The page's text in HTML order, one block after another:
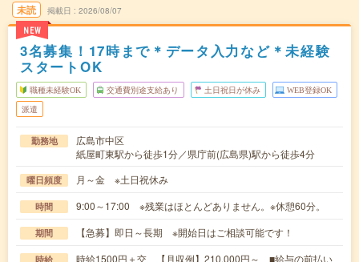
未読
NEW
掲載日 2026/08/07
3名募集！17時まで＊データ入力など＊未経験
スタートOK
職種未経験OK 交通費別途支給あり 土日祝日が休み WEB登録OK
派遣
勤務地
広島市中区
紙屋町東駅から徒歩1分／県庁前(広島県)駅から徒歩4分
曜日頻度 月～金 ※土日祝休み
時間 9:00～17:00 ※残業はほとんどありません。※休憩60分。
期間 【急募】即日～長期 ※開始日はご相談可能です！
時給
時給1500円＋交 【月収例】210,000円～ ■給与の前払い